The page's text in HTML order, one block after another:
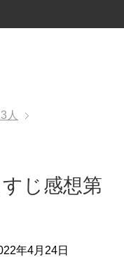
人
じ感想第
年4月24日